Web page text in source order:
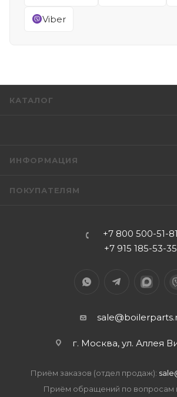
Viber
КАТАЛОГ
ИНФОРМАЦИЯ
ПОКУПАТЕЛЯМ
+7 800 500-51-81
+7 915 185-53-35
г. Москва, ул. Аллея
Приём заказов (отдел продаж):
Приём обращений по вопросам